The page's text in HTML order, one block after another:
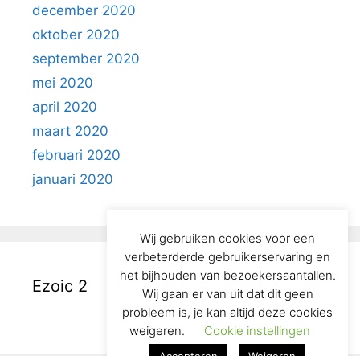
december 2020
oktober 2020
september 2020
mei 2020
april 2020
maart 2020
februari 2020
januari 2020
Ezoic 2
Wij gebruiken cookies voor een
verbeterderde gebruikerservaring en
het bijhouden van bezoekersaantallen.
Wij gaan er van uit dat dit geen
probleem is, je kan altijd deze cookies
weigeren.
Cookie instellingen